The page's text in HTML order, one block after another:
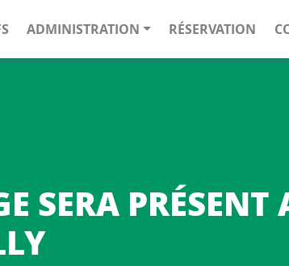
ADMINISTRATION RÉSERVATION
SERA PRÉSENT